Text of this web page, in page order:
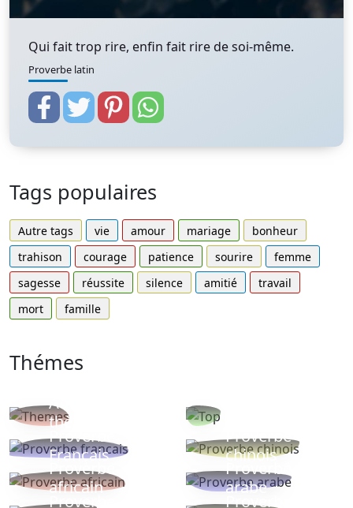
Qui fait trop rire, enfin fait rire de soi-même.
Proverbe latin
Tags populaires
Autre tags vie amour mariage
bonheur
trahison
courage patience sourire
femme
sagesse
réussite silence amitié
travail
mort
famille
Thémes
Autres
thèmes
Proverbe
Français
Proverbe
chinois
Proverbe
africain
Proverbe
arabe
Proverbe
Proverbe